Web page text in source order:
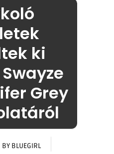
ki
Grey
BY BLUEGIRL